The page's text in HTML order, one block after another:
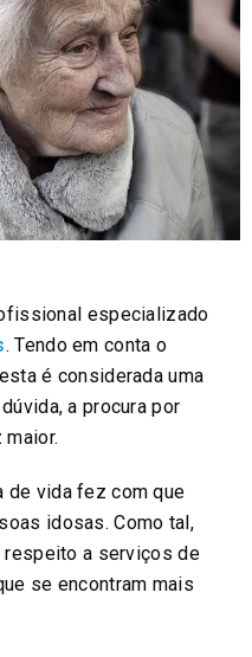
especializado
. Tendo em conta o
é considerada uma
a procura por
de vida fez com que
idosas. Como tal,
respeito a serviços de
se encontram mais